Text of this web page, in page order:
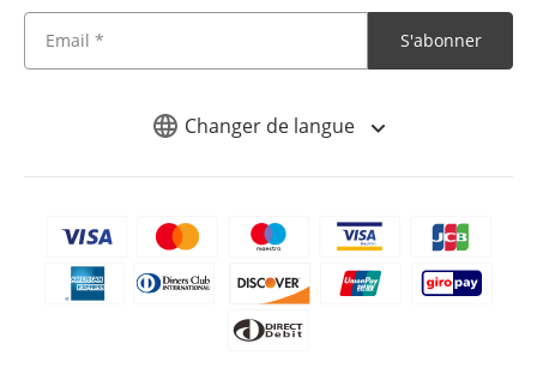
Changer de langue
S'abonner